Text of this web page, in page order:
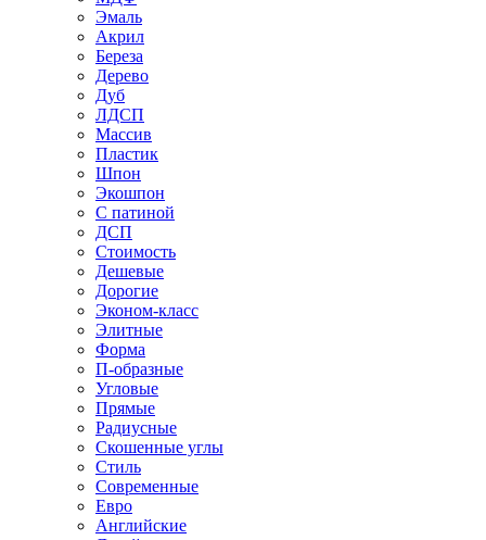
Эмаль
Акрил
Береза
Дерево
Дуб
ЛДСП
Массив
Пластик
Шпон
Экошпон
С патиной
ДСП
Стоимость
Дешевые
Дорогие
Эконом-класс
Элитные
Форма
П-образные
Угловые
Прямые
Радиусные
Скошенные углы
Стиль
Современные
Евро
Английские